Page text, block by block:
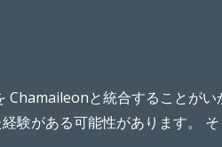
と統合することが
験がある可能性があります。